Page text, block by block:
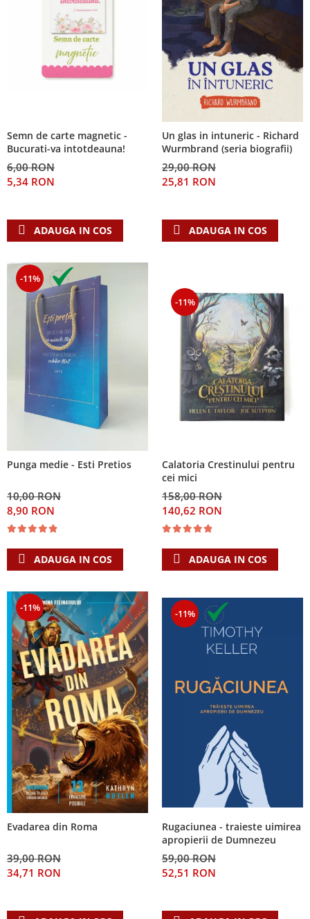
Semn de carte magnetic -
Bucurati-va intotdeauna!
6,00 RON
5,34 RON
ADAUGA IN COS
Un glas in intuneric - Richard
Wurmbrand (seria biografii)
29,00 RON
25,81 RON
ADAUGA IN COS
-11%
Punga medie - Esti Pretios
10,00 RON
8,90 RON
ADAUGA IN COS
-11%
Calatoria Crestinului pentru
cei mici
158,00 RON
140,62 RON
ADAUGA IN COS
-11%
Evadarea din Roma
39,00 RON
34,71 RON
-11%
Rugaciunea - traieste uimirea
apropierii de Dumnezeu
59,00 RON
52,51 RON